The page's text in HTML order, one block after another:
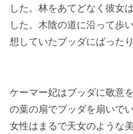
した。林をあてどなく彼女
した。木陰の道に沿って歩
想していたブッダにばった
ケーマー妃はブッダに敬意
の葉の扇でブッダを扇いで
女性はまるで天女のような